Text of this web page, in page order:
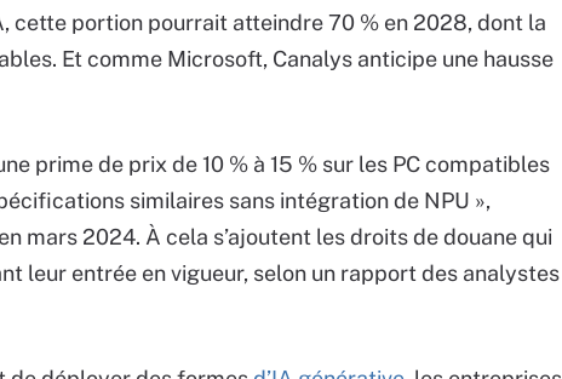
cette portion pourrait atteindre 70 % en 2028, dont la
Et comme Microsoft, Canalys anticipe une hausse
prime de prix de 10 % à 15 % sur les PC compatibles
similaires sans intégration de NPU »,
mars 2024. À cela s’ajoutent les droits de douane qui
leur entrée en vigueur, selon un rapport des analystes